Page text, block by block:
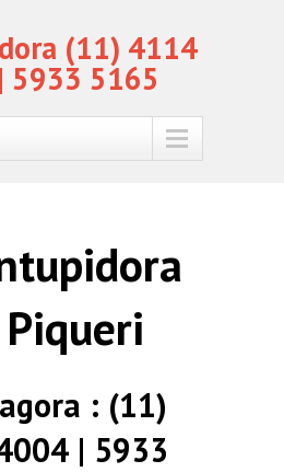
(11) 4114
5933 5165
: (11)
| 5933